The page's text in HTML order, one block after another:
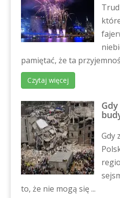
pamiętać, że ta
Czytaj więcej
Gdy
to, że nie mogą się ...